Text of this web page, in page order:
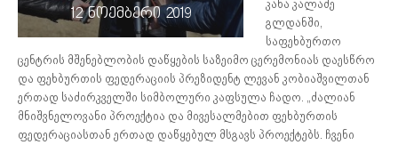
12 ნოემბერი 2019
კახა კალაძე
გლდანში,
საფეხბურთო
ცენტრის მშენებლობის დაწყების საზეიმო ცერემონიას დაესწრო
და ფეხბურთის ფედერაციის პრეზიდენტ ლევან კობიაშვილთან
ერთად საძირკველში სიმბოლური კაფსულა ჩადო. „ძალიან
მნიშვნელოვანი პროექტია და მივესალმებით ფეხბურთის
ფედერაციასთან ერთად დაწყებულ მსგავს პროექტებს. ჩვენი